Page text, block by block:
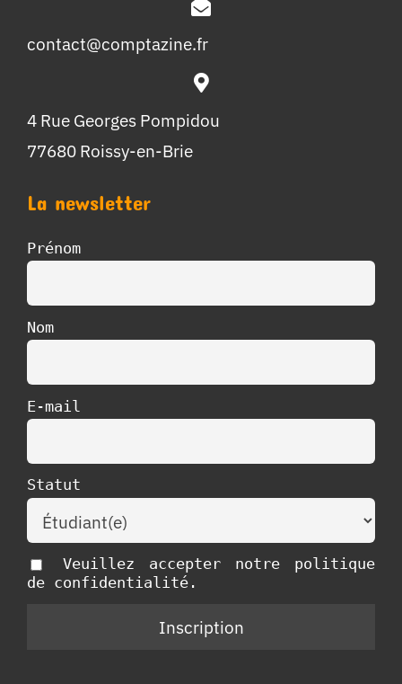
contact@comptazine.fr
4 Rue Georges Pompidou
77680 Roissy-en-Brie
La newsletter
Prénom
Nom
E-mail
Statut
Veuillez accepter notre politique
de confidentialité.